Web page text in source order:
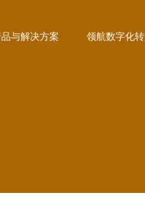
与解决方案 领航数字化